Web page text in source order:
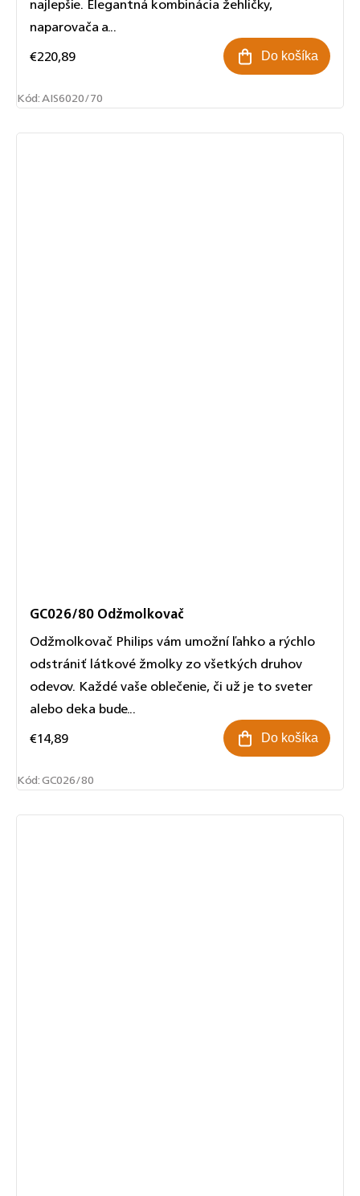
€220,89 Do košíka
naparovača a...
Kód:AIS6020/70
GC026/80 Odžmolkovač
€14,89 Do košíka
Odžmolkovač Philips vám umožní ľahko a rýchlo
odstrániť látkové žmolky zo všetkých druhov
odevov. Každé vaše oblečenie, či už je to sveter
alebo deka bude...
Kód:GC026/80